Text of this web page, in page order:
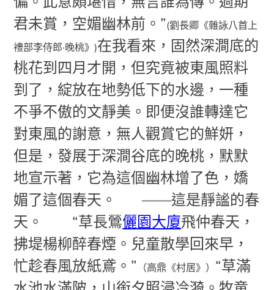
君未賞，空媚幽林前。”(劉長卿《雜詠八首上
禮部李侍郎·晚桃》)在我看來，固然深澗底的
桃花到四月才開，但究竟被東風照料
到了，綻放在地勢低下的水邊，一種
不爭不傲的文靜美。即便沒誰轉達它
對東風的謝意，無人觀賞它的鮮妍，
但是，發展于深澗谷底的晚桃，默默
地宣示著，它為這個幽林增了色，嬌
媚了這個春天。
——這是靜謐的春
天。
“草長鶯儷園大廈飛仲春天，
拂堤楊柳醉春煙。兒童散學回來早，
忙趁春風放紙鳶。”
（高鼎《村居》） “草滿